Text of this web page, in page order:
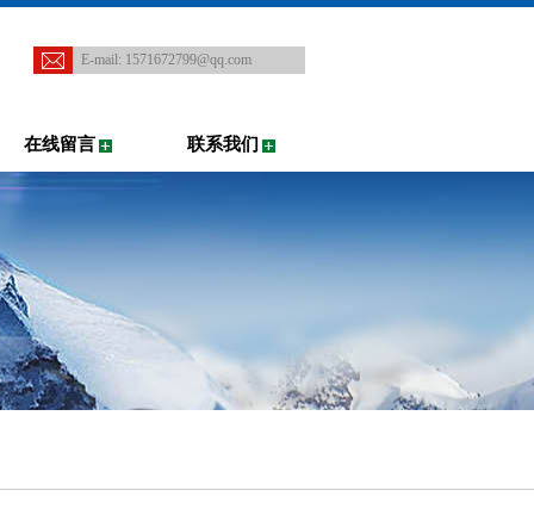
E-mail: 1571672799@qq.com
在线留言 联系我们